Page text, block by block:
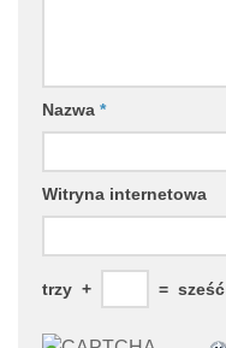
Nazwa *
Witryna internetowa
trzy + = sześć